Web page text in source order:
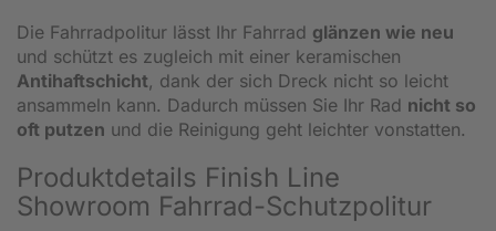
Die Fahrradpolitur lässt Ihr Fahrrad glänzen wie neu
und schützt es zugleich mit einer keramischen
Antihaftschicht, dank der sich Dreck nicht so leicht
ansammeln kann. Dadurch müssen Sie Ihr Rad nicht so
oft putzen und die Reinigung geht leichter vonstatten.
Produktdetails Finish Line
Showroom Fahrrad-Schutzpolitur